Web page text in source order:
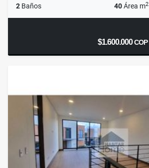
2 Baños 40Área m2
$1.600.000COP